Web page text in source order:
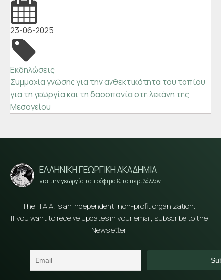
23-06-2025
Εκδηλώσεις
Συμμαχία γνώσης για την ανθεκτικότητα του τοπίου
για τη γεωργία και τη δασοπονία στη λεκάνη της
Μεσογείου
ΕΛΛΗΝΙΚΗ ΓΕΩΡΓΙΚΗ ΑΚΑΔΗΜΙΑ
για την γεωργία τα τρόφιμα & το περιβάλλον
The H.A.A. is an independent, non-profit organization.
If you want to receive updates in your email, subscribe to the
Newsletter